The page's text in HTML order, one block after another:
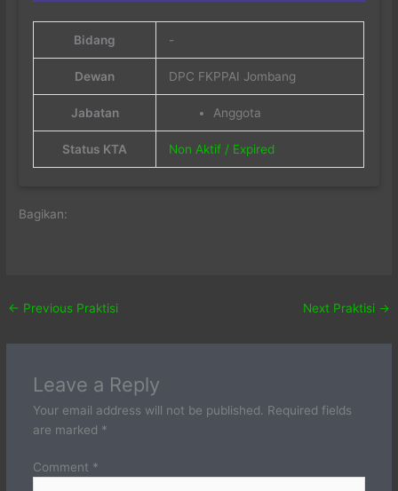
Bidang -
Dewan DPC FKPPAI Jombang
Jabatan Anggota
Status KTA Non Aktif / Expired
Bagikan:
← Previous Praktisi Next Praktisi →
Leave a Reply
Your email address will not be published.
Required fields
are marked *
Comment *